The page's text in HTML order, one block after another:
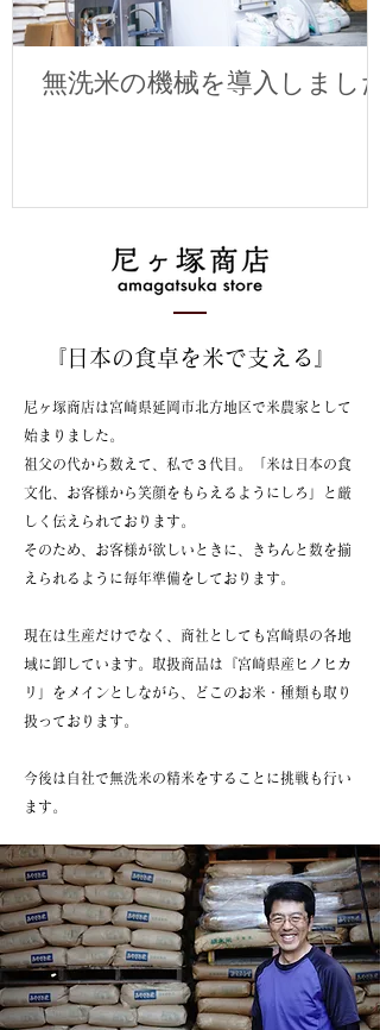
無洗米の機械を導入しました
​『日本の食卓を米で支える』
尼ヶ塚商店は宮崎県延岡市北方地区で米農家として
始まりました。
祖父の代から数えて、私で３代目。​「米は日本の食
文化、お客様から笑顔をもらえるようにしろ」と厳
しく伝えられております。
そのため、お客様が欲しいときに、きちんと数を揃
えられるように 毎年準備をしております。
​現在は生産だけでなく、商社としても宮崎県の各地
域に卸しています。取扱商品は『宮崎県産ヒノヒカ
リ」をメインとしながら、どこのお米・種類も取り
扱っております。
​今後は自社で無洗米の精米をすることに挑戦も行い
ます。